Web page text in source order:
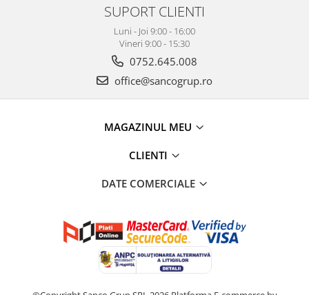
SUPORT CLIENTI
Luni - Joi 9:00 - 16:00
Vineri 9:00 - 15:30
0752.645.008
office@sancogrup.ro
MAGAZINUL MEU
CLIENTI
DATE COMERCIALE